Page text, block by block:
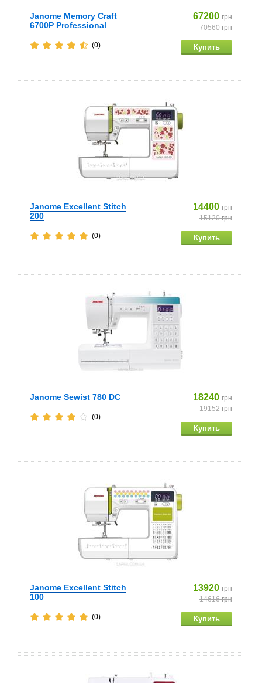
Janome Memory Craft
6700P Professional
67200 грн
70560грн
(0)
Janome Excellent Stitch
200
14400 грн
15120грн
(0)
Janome Sewist 780 DC 18240 грн
19152грн
(0)
Janome Excellent Stitch
100
13920 грн
14616грн
(0)